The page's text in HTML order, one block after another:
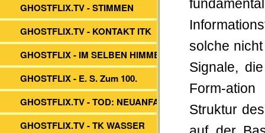
GHOSTFLIX.TV - STIMMEN
GHOSTFLIX.TV - KONTAKT ITK
GHOSTFLIX - IM SELBEN HIMMEL
GHOSTFLIX - E. S. Zum 100.
GHOSTFLIX.TV - TOD: NEUANFANG?
GHOSTFLIX.TV - TK WASSER
solche
Signale,
Form-
Struktur